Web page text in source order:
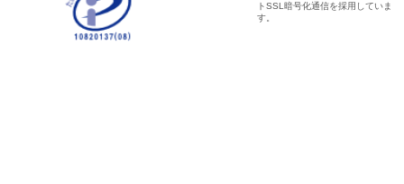
トSSL暗号化通信を採用していま
す。